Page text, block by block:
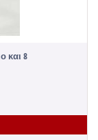
και 8